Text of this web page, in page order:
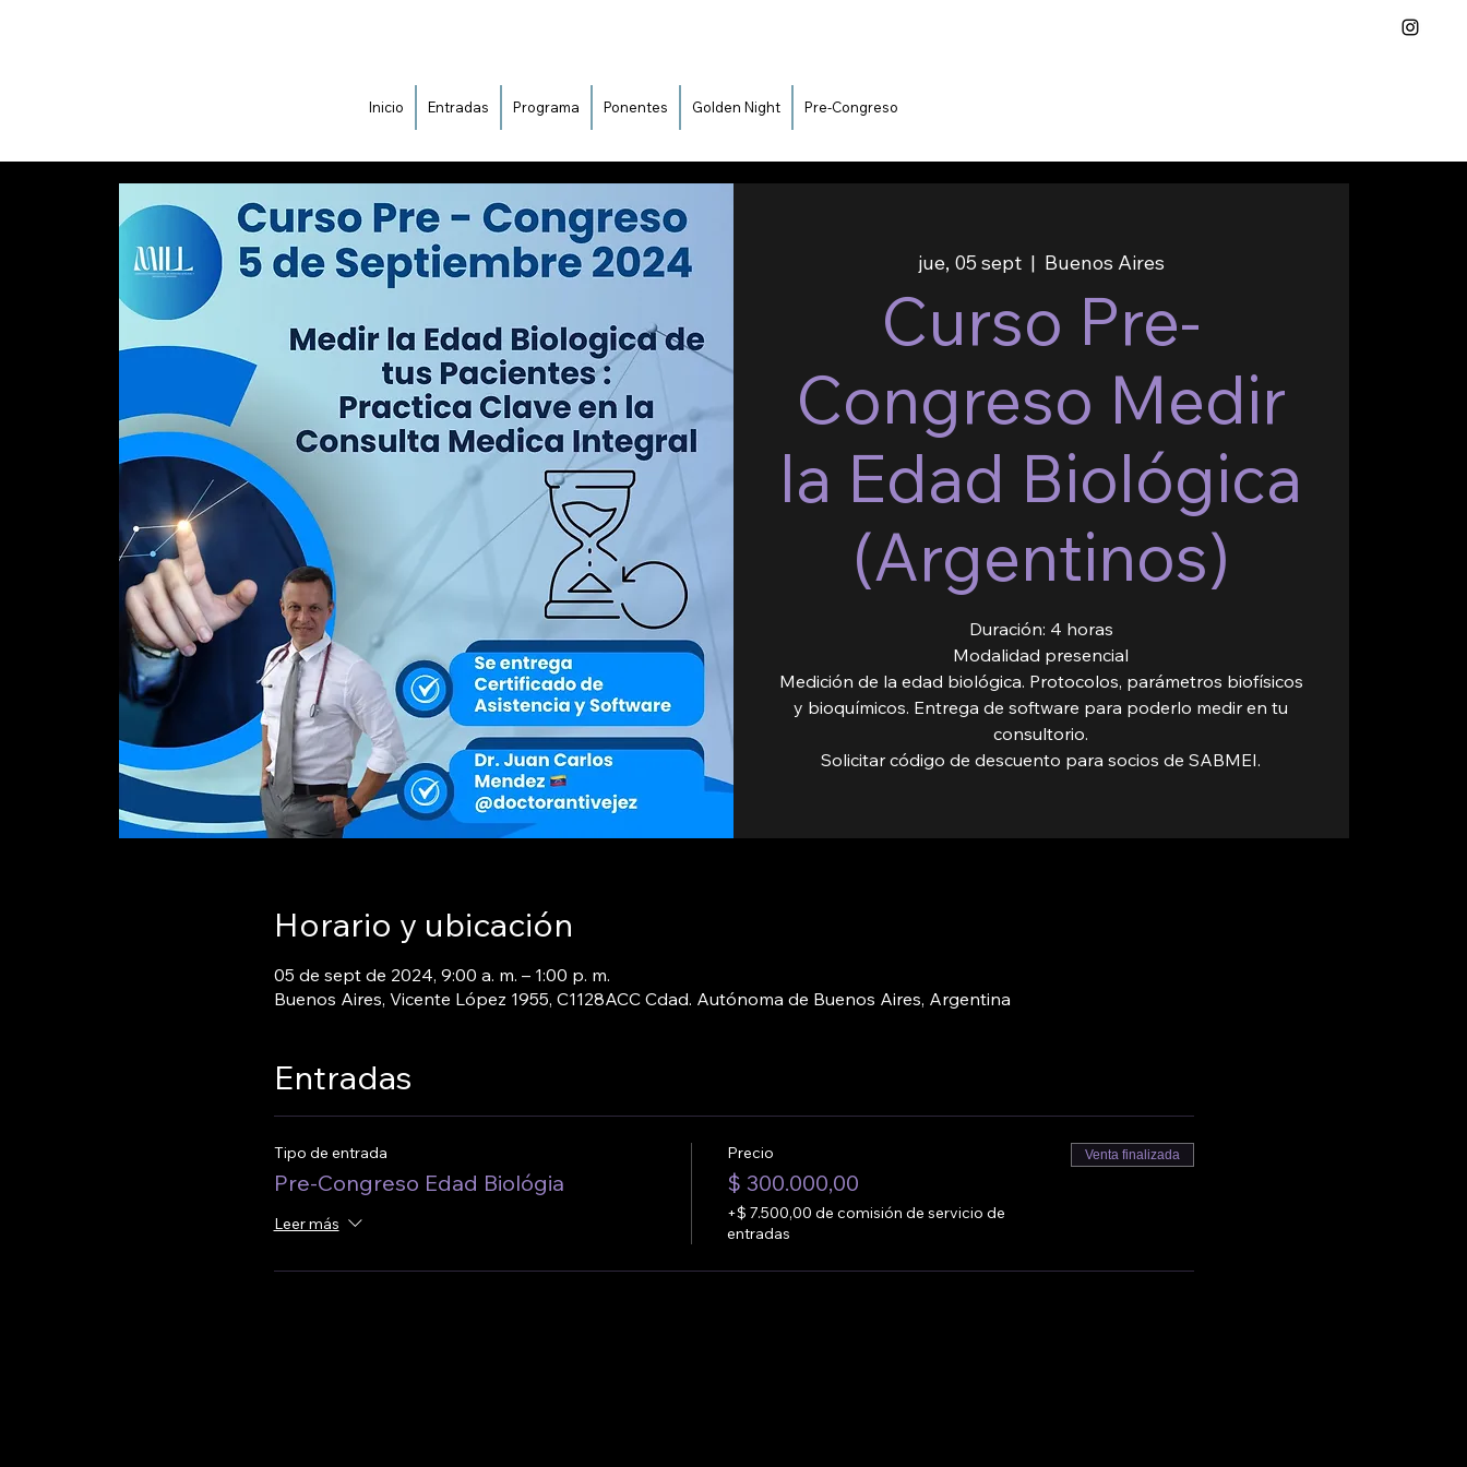
Inicio Entradas Programa Ponentes Golden Night Pre-Congreso
jue, 05 sept
  |
Buenos Aires
Curso Pre-
Congreso Medir
la Edad Biológica
(Argentinos)
Duración: 4 horas
Modalidad presencial
Medición de la edad biológica. Protocolos, parámetros biofísicos
y bioquímicos. Entrega de software para poderlo medir en tu
consultorio.
Solicitar código de descuento para socios de SABMEI.
Horario y ubicación
05 de sept de 2024, 9:00 a. m. – 1:00 p. m.
Buenos Aires, Vicente López 1955, C1128ACC Cdad. Autónoma de Buenos Aires, Argentina
Entradas
Tipo de entrada
Pre-Congreso Edad Biológia
Leer más
Precio
$ 300.000,00
+$ 7.500,00 de comisión de servicio de
entradas
Venta finalizada